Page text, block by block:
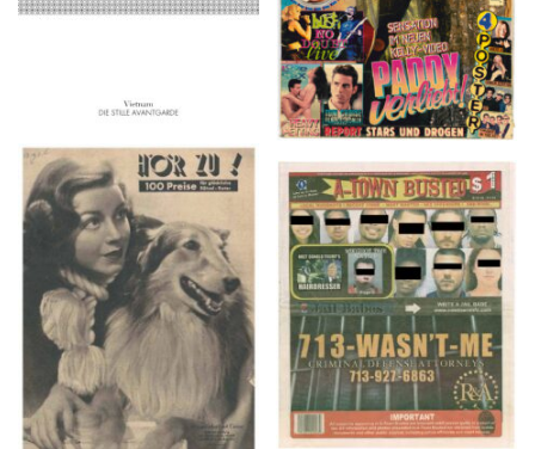
HÖR ZU! – 1949,
NUMMER 10, Woche
vom 27. Februar bis 05.
März
A-TOWN BUSTED –
8/15/16–9/1/16